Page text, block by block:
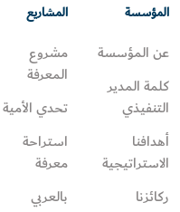
المؤسسة
عن المؤسسة
كلمة المدير
التنفيذي
أهدافنا
الاستراتيجية
ركائزنا
المشاريع
مشروع
المعرفة
تحدي الأمية
استراحة
معرفة
بالعربي